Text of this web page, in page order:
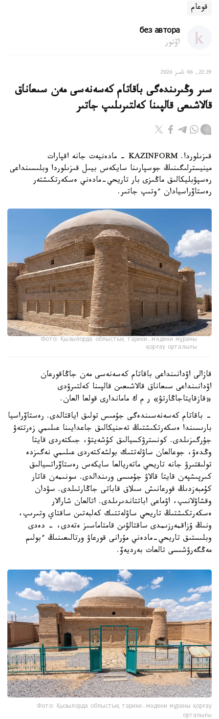
قوعام
без автора
اۆتور
22:29, 06 تامىز 2026
سىر وڭىرىندەگى باقاتام كەسەنەسى مەن سىعاناق
قالاشىعى قالپىنا كەلتىرىلىپ جاتىر
قىزىلوردا. KAZINFORM - مادەنيەت جانە اقپارات
مينيسترلىگىنىڭ جوسپارىنا سايكەس بيىل قىزىلوردا وبلىسىنداعى
رەسپۋبليكالىق ماڭىزى بار تاريحي-مادەني ەسكەرتكىشتەر
رەستاۆراسيادان ءوتىپ جاتىر.
Фото: Қызылорда облыстық тарихи-мәдени мұраны
қорғау орталығы
قازالى اۋدانىنداعى باقاتام كەسەنەسى مەن جاڭاقورعان
اۋدانىنداعى سىعاناق قالاشىعىن قالپىنا كەلتىرۋدى
«قازقايتاجاڭارتۋ» ر م ك ماماندارى قولعا العان.
- باقاتام كەسەنەسىندەگى جۇمىس تولىق اياقتالدى. رەستاۆراسيا
بارىسىندا ەسكەرتكىشتىڭ تەحنيكالىق جاعدايىنا عىلىمي زەرتتەۋ
جۇرگىزىلدى. كونسترۋكسيالىق كۇشەيتۋ، جىكتەردى قايتا
وڭدەۋ، جوعالعان ساۋلەتتىك بولشەكتەردى عىلىمي نەگىزدە
تولىقتىرۋ جانە تاريحي ماتەريالعا سايكەس رەستاۆراتسيالىق
كىرپىشپەن قايتا قالاۋ جۇمىسى ورىندالدى. سونىمەن قاتار
كۇمبەزدىڭ قورعانىش سىلاق قاباتى جاڭارتىلدى. سۋدان
وقشاۋلانىپ، اۋماعى اباتتاندىرىلدى. اتالعان شارالار
ەسكەرتكىشتىڭ تاريحي ساۋلەتتىك كەلبەتىن ساقتاي وتىرىپ،
ونىڭ ۇزاقمەرزىمدى ساقتالۋىن قامتاماسىز ەتەدى، - دەدى
وبلىستىق تاريحي-مادەني مۇرانى قورعاۋ ورتالىعىنىڭ ءبولىم
مەڭگەرۋشىسى تالعات بەرديەۆ.
Фото: Қызылорда облыстық тарихи-мәдени мұраны қорғау
орталығы